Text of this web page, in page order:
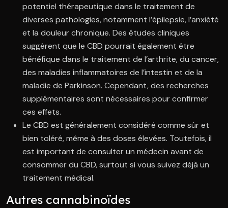
potentiel thérapeutique dans le traitement de
diverses pathologies, notamment l’épilepsie, l’anxiété
et la douleur chronique. Des études cliniques
suggèrent que le CBD pourrait également être
bénéfique dans le traitement de l’arthrite, du cancer,
des maladies inflammatoires de l’intestin et de la
maladie de Parkinson. Cependant, des recherches
supplémentaires sont nécessaires pour confirmer
ces effets.
Le CBD est généralement considéré comme sûr et
bien toléré, même à des doses élevées. Toutefois, il
est important de consulter un médecin avant de
consommer du CBD, surtout si vous suivez déjà un
traitement médical.
Autres cannabinoïdes